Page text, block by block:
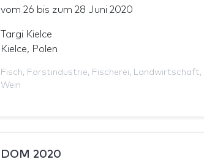
vom 26 bis zum 28 Juni 2020
Targi Kielce
Kielce, Polen
Fisch, Forstindustrie, Fischerei, Landwirtschaft,
Wein
DOM 2020